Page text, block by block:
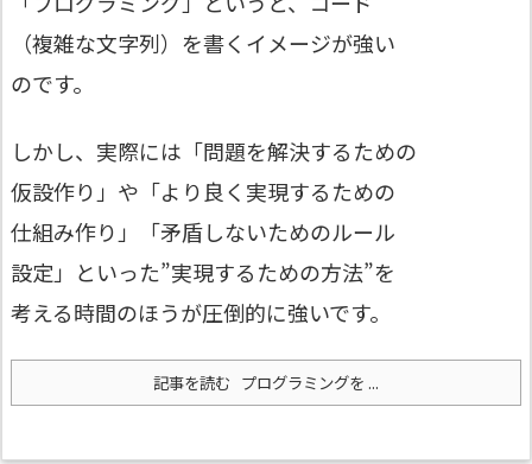
（複雑な文字列）を書くイメージが強い
のです。
しかし、実際には「問題を解決するための
仮設作り」や「より良く実現するための
仕組み作り」「矛盾しないためのルール
設定」といった”実現するための方法”を
考える時間のほうが圧倒的に強いです。
記事を読む プログラミングを ...